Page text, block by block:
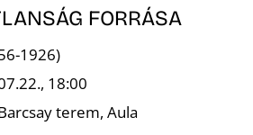
FORRÁSA
1926)
18:00
terem, Aula